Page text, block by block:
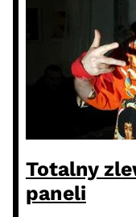
Totalny
paneli